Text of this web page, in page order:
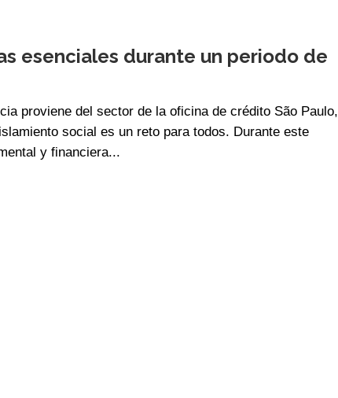
esenciales durante un periodo de
proviene del sector de la oficina de crédito São Paulo,
social es un reto para todos. Durante este
y financiera...